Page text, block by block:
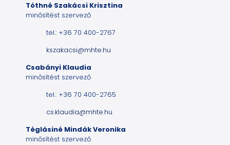
Tóthné Szakácsi Krisztina
minősítést szervező
tel.: +36 70 400-2767
kszakacsi@mhte.hu
Csabányi Klaudia
minősítést szervező
tel.: +36 70 400-2765
cs.klaudia@mhte.hu
Téglásiné Mindák Veronika
minősítést szervező